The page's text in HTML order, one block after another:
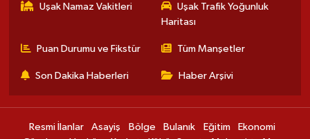
Uşak Namaz Vakitleri
Uşak Trafik Yoğunluk
Haritası
Puan Durumu ve Fikstür Tüm Manşetler
Son Dakika Haberleri Haber Arşivi
Resmi İlanlar Asayiş Bölge Bulanık Eğitim
Ekonomi